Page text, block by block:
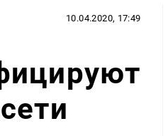
10.04.2020, 17:49